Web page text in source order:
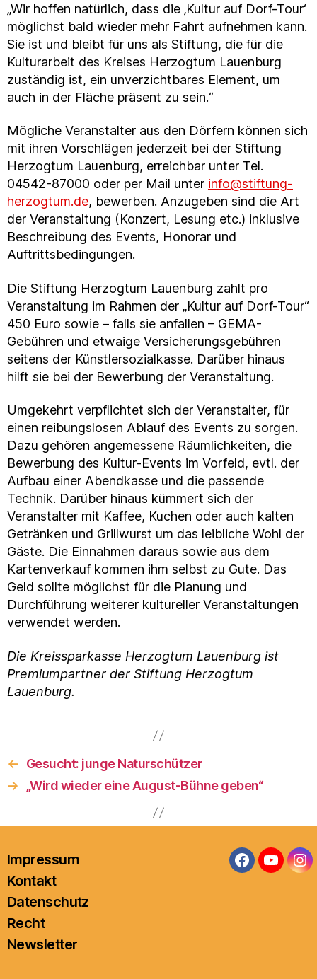
„Wir hoffen natürlich, dass die ‚Kultur auf Dorf-Tour‘
möglichst bald wieder mehr Fahrt aufnehmen kann.
Sie ist und bleibt für uns als Stiftung, die für die
Kulturarbeit des Kreises Herzogtum Lauenburg
zuständig ist, ein unverzichtbares Element, um
auch in der Fläche präsent zu sein.“
Mögliche Veranstalter aus den Dörfern können sich
mit ihren Vorschlägen jederzeit bei der Stiftung
Herzogtum Lauenburg, erreichbar unter Tel.
04542-87000 oder per Mail unter info@stiftung-
herzogtum.de, bewerben. Anzugeben sind die Art
der Veranstaltung (Konzert, Lesung etc.) inklusive
Beschreibung des Events, Honorar und
Auftrittsbedingungen.
Die Stiftung Herzogtum Lauenburg zahlt pro
Veranstaltung im Rahmen der „Kultur auf Dorf-Tour“
450 Euro sowie – falls sie anfallen – GEMA-
Gebühren und etwaige Versicherungsgebühren
seitens der Künstlersozialkasse. Darüber hinaus
hilft sie bei der Bewerbung der Veranstaltung.
Umgekehrt verpflichtet sich der Veranstalter, für
einen reibungslosen Ablauf des Events zu sorgen.
Dazu gehören angemessene Räumlichkeiten, die
Bewerbung des Kultur-Events im Vorfeld, evtl. der
Aufbau einer Abendkasse und die passende
Technik. Darüber hinaus kümmert sich der
Veranstalter mit Kaffee, Kuchen oder auch kalten
Getränken und Grillwurst um das leibliche Wohl der
Gäste. Die Einnahmen daraus sowie aus dem
Kartenverkauf kommen ihm selbst zu Gute. Das
Geld sollte möglichst für die Planung und
Durchführung weiterer kultureller Veranstaltungen
verwendet werden.
Die Kreissparkasse Herzogtum Lauenburg ist
Premiumpartner der Stiftung Herzogtum
Lauenburg.
←
Gesucht: junge Naturschützer
→
„Wird wieder eine August-Bühne geben“
Impressum
Kontakt
Datenschutz
Recht
Newsletter
Facebook